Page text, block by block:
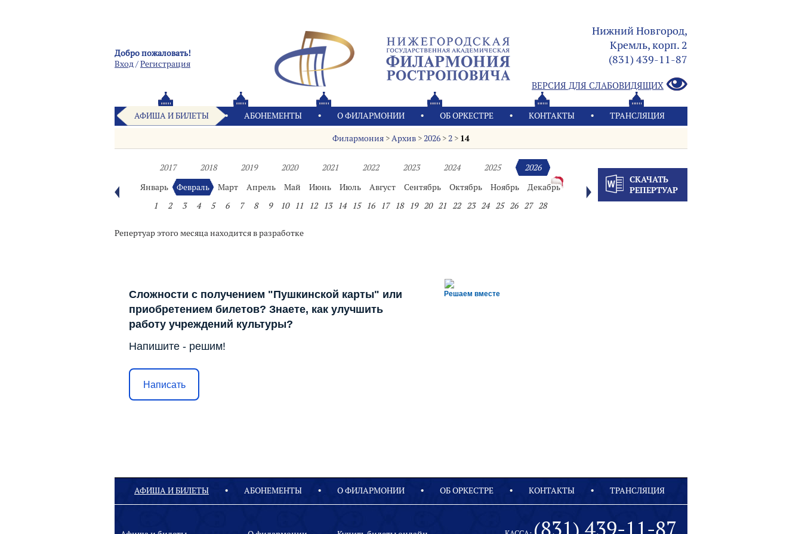
Добро пожаловать!
Вход/Pегистрация
Нижний Новгород,
Кремль, корп. 2
(831) 439-11-87
ВЕРСИЯ ДЛЯ СЛАБОВИДЯЩИХ
АФИША И БИЛЕТЫ АБОНЕМЕНТЫ О ФИЛАРМОНИИ OБ ОРКЕСТРЕ КОНТАКТЫ ТРАНСЛЯЦИЯ
Филармония >Архив >2026 >2 > 14
2017 2018 2019 2020 2021 2022 2023 2024 2025
2026
Январь
Февраль Март Апрель Май Июнь Июль Август Сентябрь Октябрь Ноябрь
Декабрь
1
2 3 4 5 6 7 8 9 10 11 12 13 14 15 16 17 18 19 20 21 22 23 24 25 26 27 28
СКАЧАТЬ
РЕПЕРТУАР
Репертуар этого месяца находится в разработке
Решаем вместе
Сложности с получением "Пушкинской карты" или
приобретением билетов? Знаете, как улучшить
работу учреждений культуры?
Напишите - решим!
Написать
АФИША И БИЛЕТЫ АБОНЕМЕНТЫ О ФИЛАРМОНИИ OБ ОРКЕСТРЕ КОНТАКТЫ ТРАНСЛЯЦИЯ